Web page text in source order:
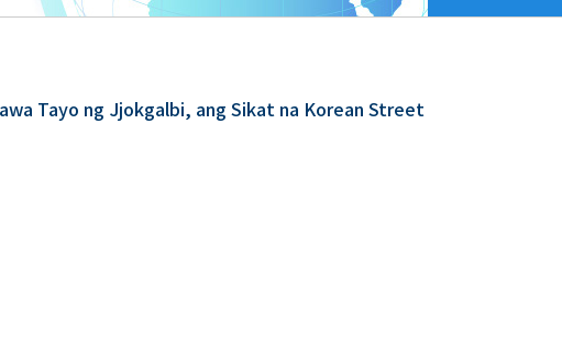
Tayo ng Jjokgalbi, ang Sikat na Korean Street